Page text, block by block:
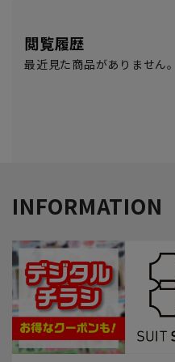
閲覧履歴
最近見た商品がありません。
INFORMATION